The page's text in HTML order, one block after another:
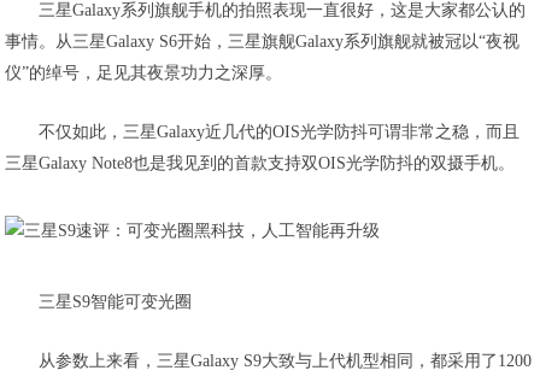
三星Galaxy系列旗舰手机的拍照表现一直很好，这是大家都公认的
事情。从三星Galaxy S6开始，三星旗舰Galaxy系列旗舰就被冠以“夜视
仪”的绰号，足见其夜景功力之深厚。
不仅如此，三星Galaxy近几代的OIS光学防抖可谓非常之稳，而且
三星Galaxy Note8也是我见到的首款支持双OIS光学防抖的双摄手机。
三星S9智能可变光圈
从参数上来看，三星Galaxy S9大致与上代机型相同，都采用了1200